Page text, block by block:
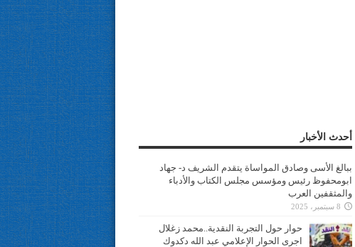
أحدث الأخبار
ببالغ الأسى وصادق المواساة يتقدم الشريف د- جهاد
ابومحفوظ رئيس ومؤسس مجلس الكتاب والأدباء
والمثقفين العرب
8 سبتمبر، 2025
حوار حول التجربة النقدية..محمد زغلال
اجرى الحوار الإعلامي عبد الله دكدوك